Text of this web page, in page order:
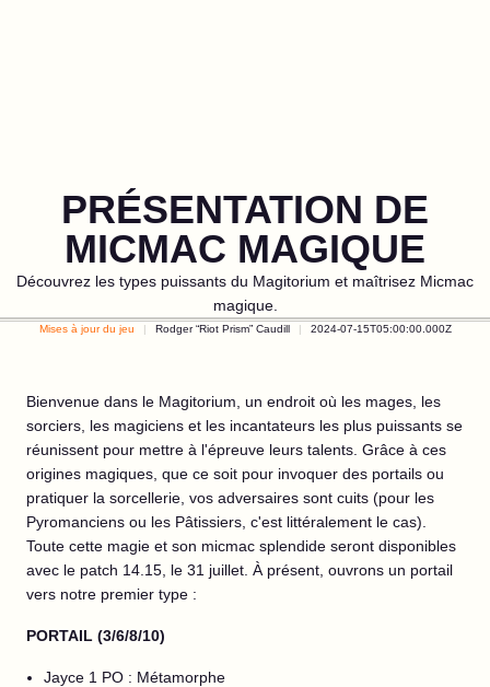
PRÉSENTATION DE
MICMAC MAGIQUE
Découvrez les types puissants du Magitorium et maîtrisez Micmac
magique.
Mises à jour du jeu Rodger “Riot Prism” Caudill 2024-07-15T05:00:00.000Z
Bienvenue dans le Magitorium, un endroit où les mages, les
sorciers, les magiciens et les incantateurs les plus puissants se
réunissent pour mettre à l'épreuve leurs talents. Grâce à ces
origines magiques, que ce soit pour invoquer des portails ou
pratiquer la sorcellerie, vos adversaires sont cuits (pour les
Pyromanciens ou les Pâtissiers, c'est littéralement le cas).
Toute cette magie et son micmac splendide seront disponibles
avec le patch 14.15, le 31 juillet. À présent, ouvrons un portail
vers notre premier type :
PORTAIL (3/6/8/10)
Jayce 1 PO : Métamorphe